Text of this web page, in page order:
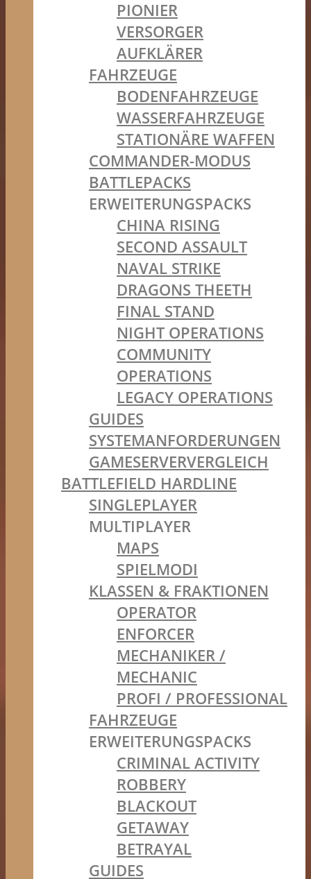
PIONIER
VERSORGER
AUFKLÄRER
FAHRZEUGE
BODENFAHRZEUGE
WASSERFAHRZEUGE
STATIONÄRE WAFFEN
COMMANDER-MODUS
BATTLEPACKS
ERWEITERUNGSPACKS
CHINA RISING
SECOND ASSAULT
NAVAL STRIKE
DRAGONS THEETH
FINAL STAND
NIGHT OPERATIONS
COMMUNITY
OPERATIONS
LEGACY OPERATIONS
GUIDES
SYSTEMANFORDERUNGEN
GAMESERVERVERGLEICH
BATTLEFIELD HARDLINE
SINGLEPLAYER
MULTIPLAYER
MAPS
SPIELMODI
KLASSEN & FRAKTIONEN
OPERATOR
ENFORCER
MECHANIKER /
MECHANIC
PROFI / PROFESSIONAL
FAHRZEUGE
ERWEITERUNGSPACKS
CRIMINAL ACTIVITY
ROBBERY
BLACKOUT
GETAWAY
BETRAYAL
GUIDES